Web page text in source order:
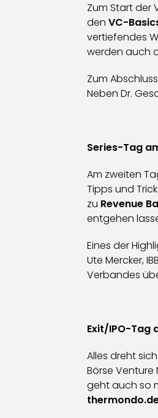
Zum Start der
den VC-
vertiefendes
werden auch
Zum
Neben Dr.
Series-Tag
Am zweiten
Tipps und
zu Revenue
entgehen
Eines der
Ute Mercker,
Verbandes
Exit/IPO-Tag
Alles dreht
Börse
geht auch so